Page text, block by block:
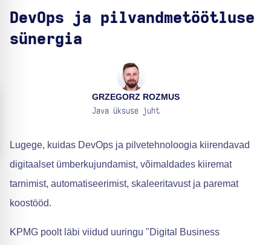
DevOps ja pilvandmetöötluse
sünergia
GRZEGORZ ROZMUS
Java üksuse juht
Lugege, kuidas DevOps ja pilvetehnoloogia kiirendavad
digitaalset ümberkujundamist, võimaldades kiiremat
tarnimist, automatiseerimist, skaleeritavust ja paremat
koostööd.
KPMG poolt läbi viidud uuringu "Digital Business